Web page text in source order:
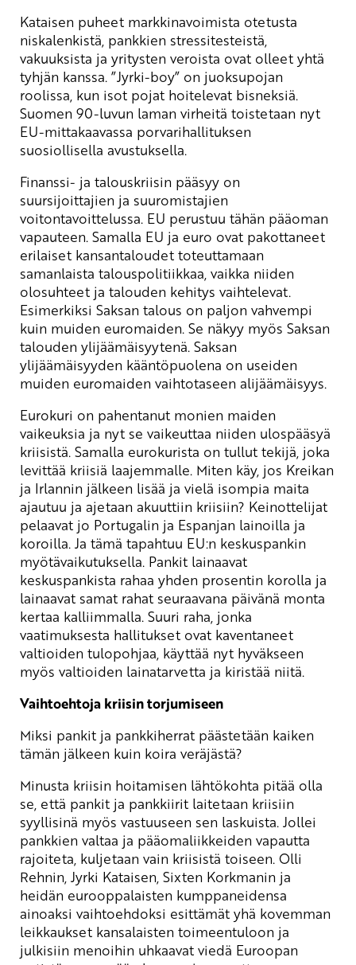
Kataisen puheet markkinavoimista otetusta
niskalenkistä, pankkien stressitesteistä,
vakuuksista ja yritysten veroista ovat olleet yhtä
tyhjän kanssa. ”Jyrki-boy” on juoksupojan
roolissa, kun isot pojat hoitelevat bisneksiä.
Suomen 90-luvun laman virheitä toistetaan nyt
EU-mittakaavassa porvarihallituksen
suosiollisella avustuksella.
Finanssi- ja talouskriisin pääsyy on
suursijoittajien ja suuromistajien
voitontavoittelussa. EU perustuu tähän pääoman
vapauteen. Samalla EU ja euro ovat pakottaneet
erilaiset kansantaloudet toteuttamaan
samanlaista talouspolitiikkaa, vaikka niiden
olosuhteet ja talouden kehitys vaihtelevat.
Esimerkiksi Saksan talous on paljon vahvempi
kuin muiden euromaiden. Se näkyy myös Saksan
talouden ylijäämäisyytenä. Saksan
ylijäämäisyyden kääntöpuolena on useiden
muiden euromaiden vaihtotaseen alijäämäisyys.
Eurokuri on pahentanut monien maiden
vaikeuksia ja nyt se vaikeuttaa niiden ulospääsyä
kriisistä. Samalla eurokurista on tullut tekijä, joka
levittää kriisiä laajemmalle. Miten käy, jos Kreikan
ja Irlannin jälkeen lisää ja vielä isompia maita
ajautuu ja ajetaan akuuttiin kriisiin? Keinottelijat
pelaavat jo Portugalin ja Espanjan lainoilla ja
koroilla. Ja tämä tapahtuu EU:n keskuspankin
myötävaikutuksella. Pankit lainaavat
keskuspankista rahaa yhden prosentin korolla ja
lainaavat samat rahat seuraavana päivänä monta
kertaa kalliimmalla. Suuri raha, jonka
vaatimuksesta hallitukset ovat kaventaneet
valtioiden tulopohjaa, käyttää nyt hyväkseen
myös valtioiden lainatarvetta ja kiristää niitä.
Vaihtoehtoja kriisin torjumiseen
Miksi pankit ja pankkiherrat päästetään kaiken
tämän jälkeen kuin koira veräjästä?
Minusta kriisin hoitamisen lähtökohta pitää olla
se, että pankit ja pankkiirit laitetaan kriisiin
syyllisinä myös vastuuseen sen laskuista. Jollei
pankkien valtaa ja pääomaliikkeiden vapautta
rajoiteta, kuljetaan vain kriisistä toiseen. Olli
Rehnin, Jyrki Kataisen, Sixten Korkmanin ja
heidän eurooppalaisten kumppaneidensa
ainoaksi vaihtoehdoksi esittämät yhä kovemman
leikkaukset kansalaisten toimeentuloon ja
julkisiin menoihin uhkaavat viedä Euroopan